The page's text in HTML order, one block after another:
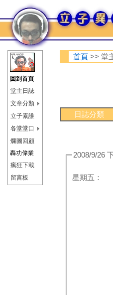
回到首頁
堂主日誌
文章分類
立子素誰
各堂堂口
爛圖回顧
轟功偉業
瘋狂下載
留言板
首頁 >> 堂
日誌分類
2008/9/26
星期五：